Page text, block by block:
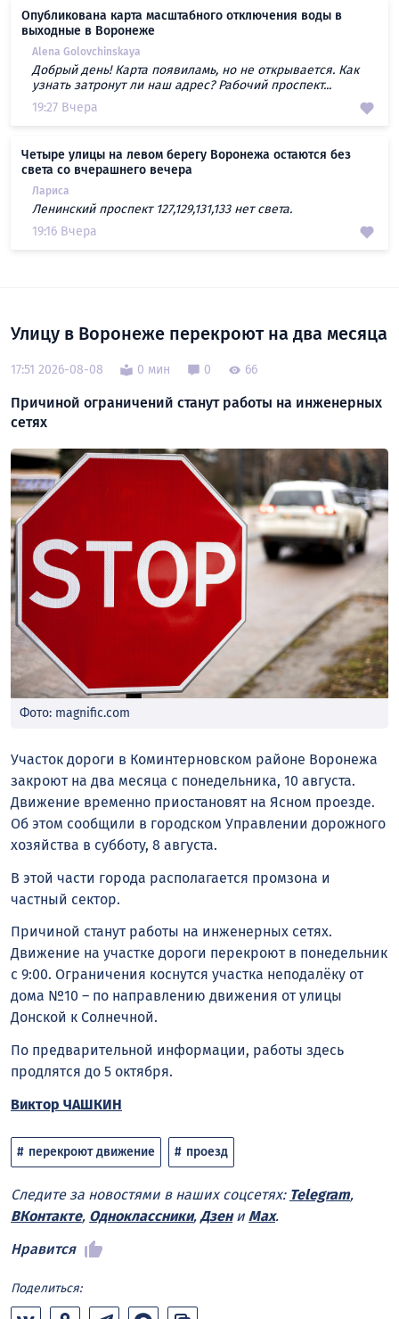
Опубликована карта масштабного отключения воды в
выходные в Воронеже
Alena Golovchinskaya
Добрый день! Карта появиламь, но не открывается. Как
узнать затронут ли наш адрес? Рабочий проспект...
19:27 Вчера
Четыре улицы на левом берегу Воронежа остаются без
света со вчерашнего вечера
Лариса
Ленинский проспект 127,129,131,133 нет света.
19:16 Вчера
Улицу в Воронеже перекроют на два месяца
17:51 2026-08-08 0 мин 0 66
Причиной ограничений станут работы на инженерных
сетях
Фото: magnific.com
Участок дороги в Коминтерновском районе Воронежа
закроют на два месяца с понедельника, 10 августа.
Движение временно приостановят на Ясном проезде.
Об этом сообщили в городском Управлении дорожного
хозяйства в субботу, 8 августа.
В этой части города располагается промзона и
частный сектор.
Причиной станут работы на инженерных сетях.
Движение на участке дороги перекроют в понедельник
с 9:00. Ограничения коснутся участка неподалёку от
дома №10 – по направлению движения от улицы
Донской к Солнечной.
По предварительной информации, работы здесь
продлятся до 5 октября.
Виктор ЧАШКИН
перекроют движение проезд
Следите за новостями в наших соцсетях: Telegram,
ВКонтакте, Одноклассники, Дзени Max.
Нравится
Поделиться: